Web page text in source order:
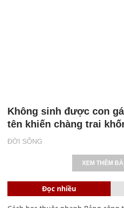
ĐỜI SỐNG
Không sinh được con
tên khiến chàng trai
XEM THÊM
Đọc nhiều